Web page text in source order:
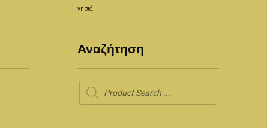
νησιά
Αναζήτηση
Products
search